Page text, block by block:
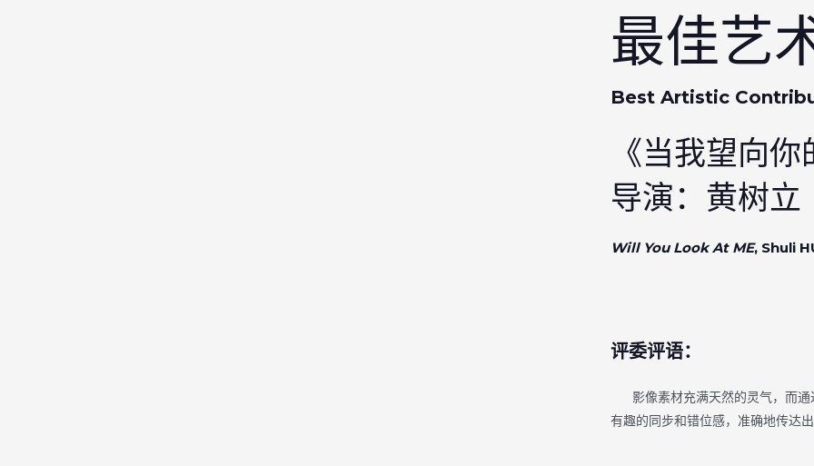
最佳艺
Best Artistic
《当我望向
导演：黄树立
Will You Look At ME, Shuli
评委评语：
影像素材充满天然的灵气，而通
有趣的同步和错位感，准确地传达